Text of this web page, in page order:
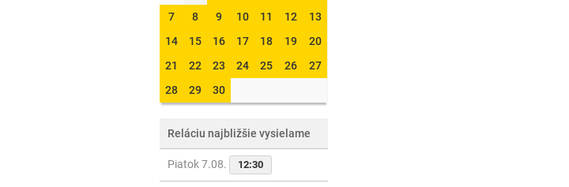
7
8 9 10 11 12
13
14
15 16 17 18 19
20
21
22 23 24 25 26
27
28
29 30
Reláciu najbližšie vysielame
Piatok 7.08. 12:30